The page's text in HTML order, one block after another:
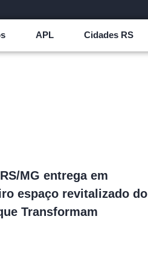
APL Cidades RS
MG entrega em
espaço revitalizado do
Transformam